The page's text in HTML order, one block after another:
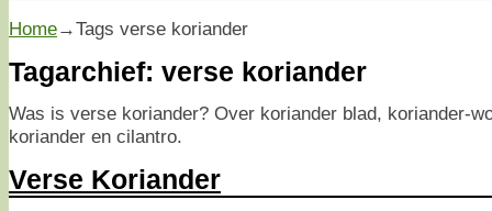
Home→Tags verse koriander
Tagarchief: verse koriander
Was is verse koriander? Over koriander blad, koriander-
koriander en cilantro.
Verse Koriander